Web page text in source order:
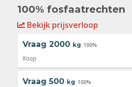
100% fosfaatrechten
Bekijk prijsverloop
Vraag 2000 kg 100%
Koop
Vraag 500 kg 100%